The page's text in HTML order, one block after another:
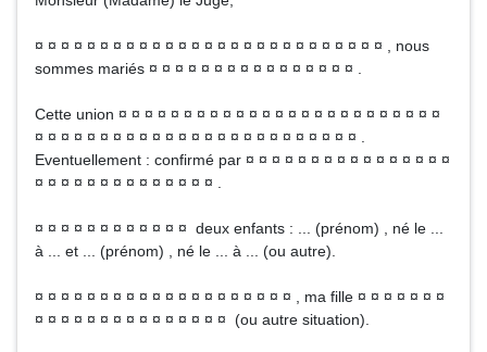
¤ ¤ ¤ ¤ ¤ ¤ ¤ ¤ ¤ ¤ ¤ ¤ ¤ ¤ ¤ ¤ ¤ ¤ ¤ ¤ ¤ ¤ ¤ ¤ ¤ ¤ ¤ , nous
sommes mariés ¤ ¤ ¤ ¤ ¤ ¤ ¤ ¤ ¤ ¤ ¤ ¤ ¤ ¤ ¤ ¤ .
Cette union ¤ ¤ ¤ ¤ ¤ ¤ ¤ ¤ ¤ ¤ ¤ ¤ ¤ ¤ ¤ ¤ ¤ ¤ ¤ ¤ ¤ ¤ ¤ ¤ ¤
¤ ¤ ¤ ¤ ¤ ¤ ¤ ¤ ¤ ¤ ¤ ¤ ¤ ¤ ¤ ¤ ¤ ¤ ¤ ¤ ¤ ¤ ¤ ¤ ¤ .
Eventuellement : confirmé par ¤ ¤ ¤ ¤ ¤ ¤ ¤ ¤ ¤ ¤ ¤ ¤ ¤ ¤ ¤ ¤
¤ ¤ ¤ ¤ ¤ ¤ ¤ ¤ ¤ ¤ ¤ ¤ ¤ ¤ .
¤ ¤ ¤ ¤ ¤ ¤ ¤ ¤ ¤ ¤ ¤ ¤ deux enfants : ... (prénom) , né le ...
à ... et ... (prénom) , né le ... à ... (ou autre).
¤ ¤ ¤ ¤ ¤ ¤ ¤ ¤ ¤ ¤ ¤ ¤ ¤ ¤ ¤ ¤ ¤ ¤ ¤ ¤ , ma fille ¤ ¤ ¤ ¤ ¤ ¤ ¤
¤ ¤ ¤ ¤ ¤ ¤ ¤ ¤ ¤ ¤ ¤ ¤ ¤ ¤ ¤ (ou autre situation).